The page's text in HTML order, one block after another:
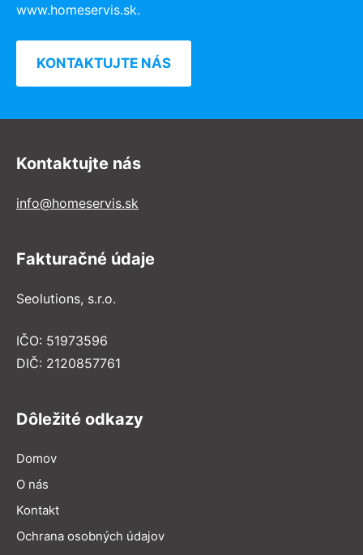
www.homeservis.sk.
KONTAKTUJTE NÁS
Kontaktujte nás
info@homeservis.sk
Fakturačné údaje
Seolutions, s.r.o.
IČO: 51973596
DIČ: 2120857761
Dôležité odkazy
Domov
O nás
Kontakt
Ochrana osobných údajov